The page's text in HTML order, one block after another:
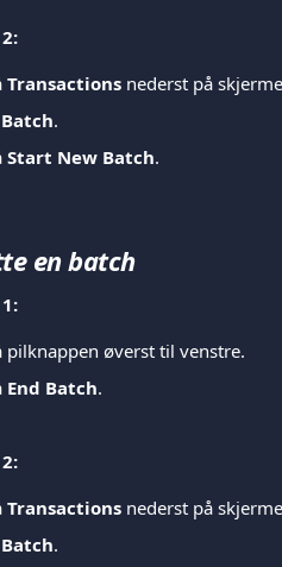
Transactions nederst på
.
Start New Batch.
en batch
pilknappen øverst til venstre.
End Batch.
Transactions nederst på
.